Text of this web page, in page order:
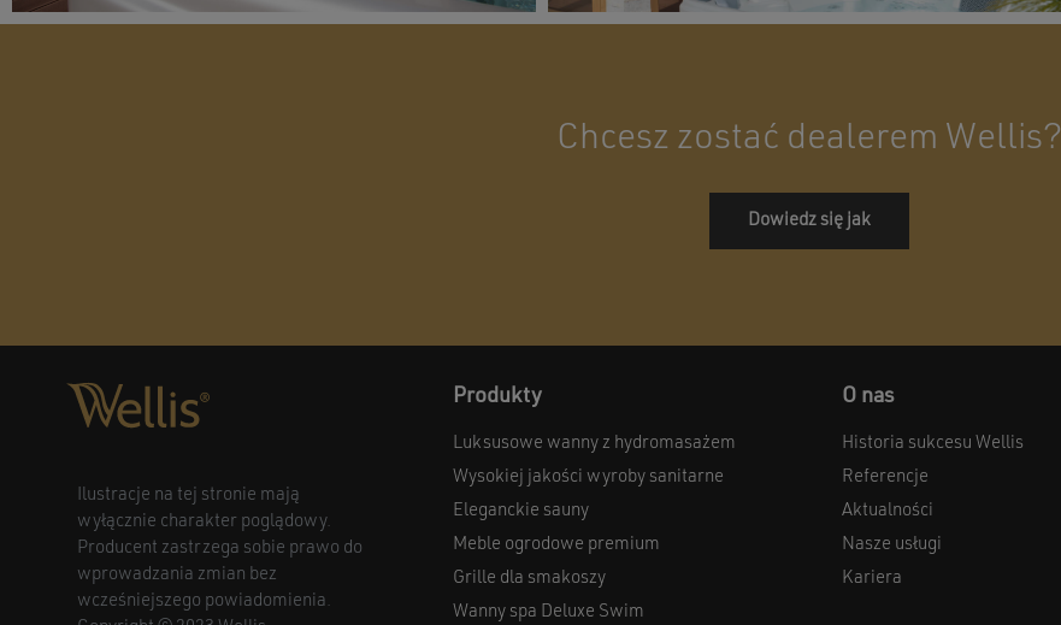
Chcesz zostać dealerem Wellis?
Dowiedz się jak
Ilustracje na tej stronie mają
wyłącznie charakter poglądowy.
Producent zastrzega sobie prawo do
wprowadzania zmian bez
wcześniejszego powiadomienia.
Produkty
Luksusowe wanny z hydromasażem
Wysokiej jakości wyroby sanitarne
Eleganckie sauny
Meble ogrodowe premium
Grille dla smakoszy
Wanny spa Deluxe Swim
O nas
Historia sukcesu Wellis
Referencje
Aktualności
Nasze usługi
Kariera